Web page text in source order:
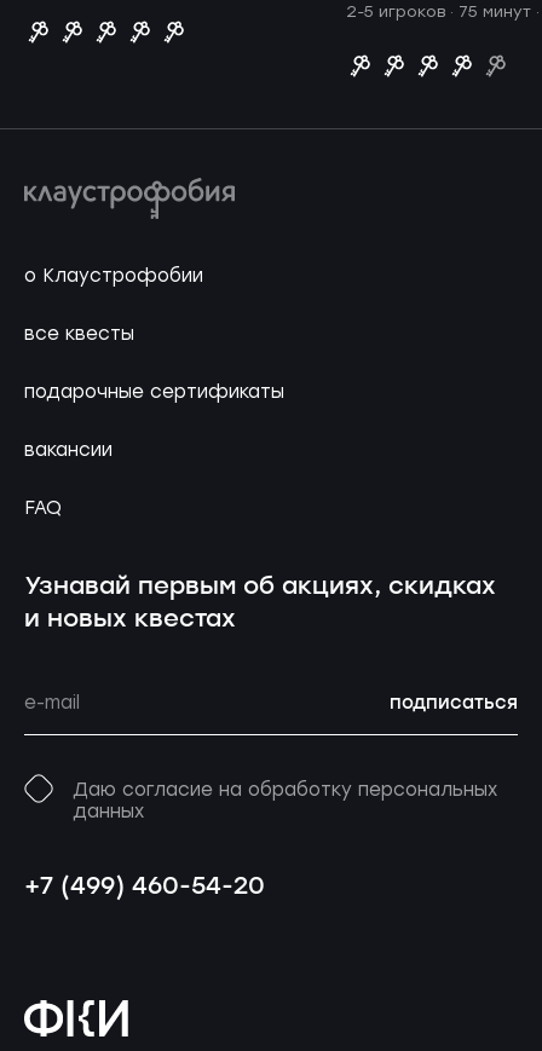
2-5 игроков · 75 минут
о Клаустрофобии
все квесты
подарочные сертификаты
вакансии
FAQ
Узнавай первым об акциях, скидках
и новых квестах
подписаться
Даю согласие на обработку персональных
данных
+7 (499) 460-54-20